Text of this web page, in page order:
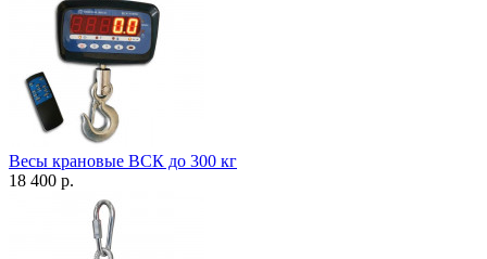
Весы крановые ВСК до 300 кг
18 400 р.